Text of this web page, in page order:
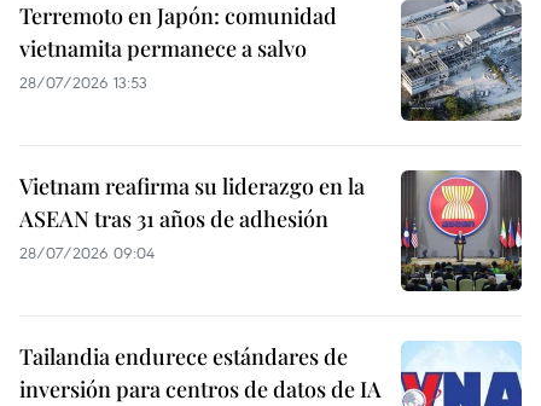
Terremoto en Japón: comunidad
vietnamita permanece a salvo
28/07/2026 13:53
Vietnam reafirma su liderazgo en la
ASEAN tras 31 años de adhesión
28/07/2026 09:04
Tailandia endurece estándares de
inversión para centros de datos de IA